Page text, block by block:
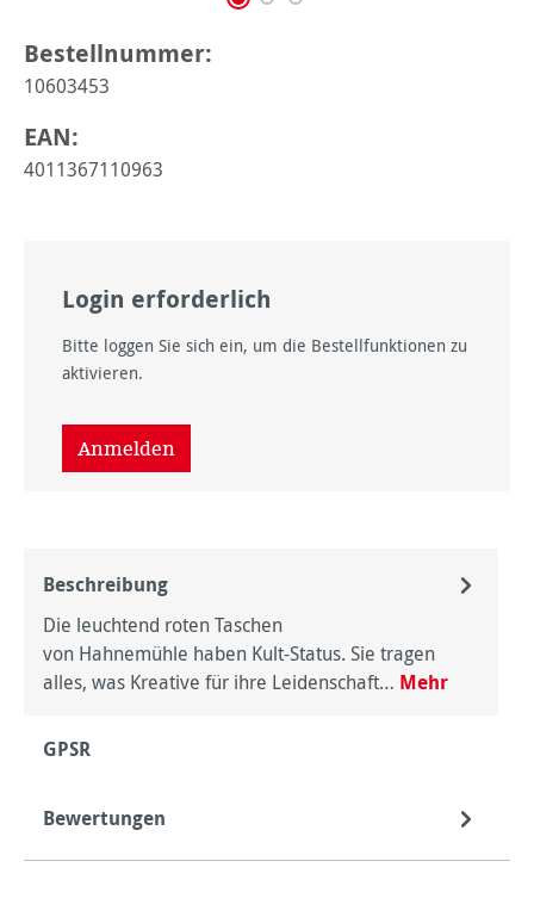
Bestellnummer:
10603453
EAN:
4011367110963
Login erforderlich
Bitte loggen Sie sich ein, um die Bestellfunktionen zu
aktivieren.
Anmelden
Beschreibung
Die leuchtend roten Taschen
von Hahnemühle haben Kult-Status. Sie tragen
alles, was Kreative für ihre Leidenschaft… Mehr
GPSR
Bewertungen